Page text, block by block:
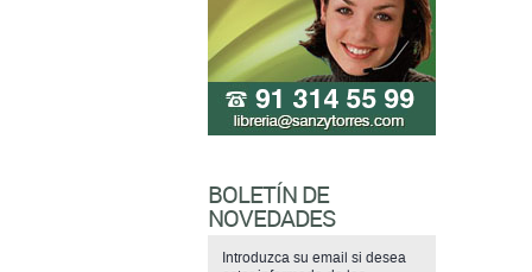
BOLETÍN DE
NOVEDADES
Introduzca su email si desea